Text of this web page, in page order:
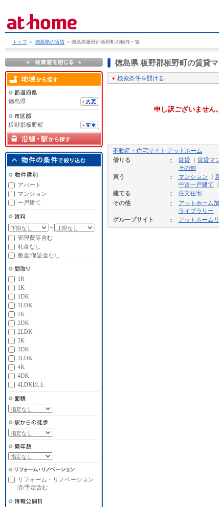
トップ ＞ 徳島県の賃貸 ＞ 徳島県板野郡板野町の物件一覧
徳島県 板野郡板野町の賃貸
検索条件を開ける
申し訳ございません
不動産・住宅サイト アットホーム
借りる
賃貸
賃貸マ
その他
買う
マンション
中古一戸建て
建てる
注文住宅
その他
アットホーム
ライブラリー
グループサイト
アットホーム
徳島県
板野郡板野町
アパート
マンション
一戸建て
～
管理費等含む
礼金なし
敷金/保証金なし
1R
1K
1DK
1LDK
2K
2DK
2LDK
3K
3DK
3LDK
4K
4DK
4LDK以上
リフォーム・リノベーション
済/予定含む